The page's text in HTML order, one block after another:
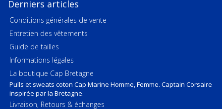
Derniers articles
Conditions générales de vente
Entretien des vêtements
Guide de tailles
Informations légales
La boutique Cap Bretagne
Pulls et sweats coton Cap Marine Homme, Femme. Captain Corsaire
inspirée par la Bretagne.
Livraison, Retours & échanges